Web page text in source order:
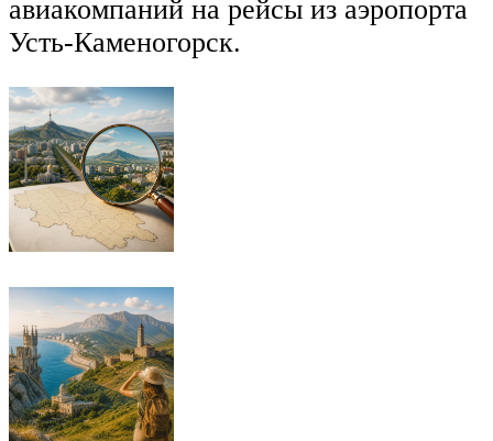
авиакомпаний на рейсы из аэропорта
Усть-Каменогорск.